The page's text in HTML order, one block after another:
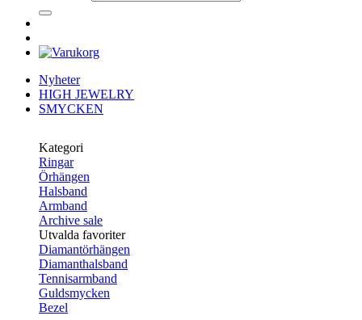
Nyheter
HIGH JEWELRY
SMYCKEN
Kategori
Ringar
Örhängen
Halsband
Armband
Archive sale
Utvalda favoriter
Diamantörhängen
Diamanthalsband
Tennisarmband
Guldsmycken
Bezel